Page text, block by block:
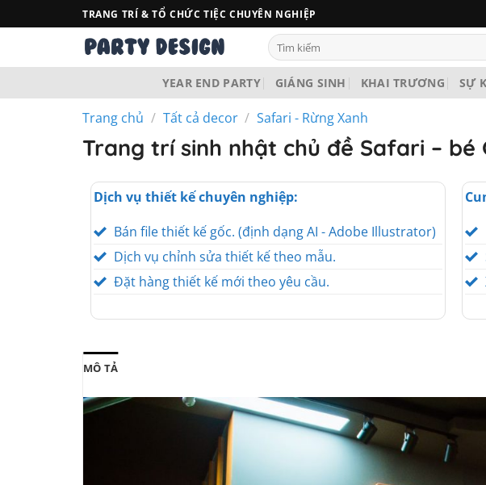
qua
dung
TRANG TRÍ & TỔ CHỨC TIỆC CHUYÊN NGHIỆP
Tìm
kiếm:
YEAR END PARTY GIÁNG SINH KHAI TRƯƠNG SỰ
Trang chủ / Tất cả decor / Safari - Rừng Xanh
Trang trí sinh nhật chủ đề Safari – bé
Dịch vụ thiết kế chuyên nghiệp:
Bán file thiết kế gốc. (định dạng AI - Adobe Illustrator)
Dịch vụ chỉnh sửa thiết kế theo mẫu.
Đặt hàng thiết kế mới theo yêu cầu.
MÔ TẢ